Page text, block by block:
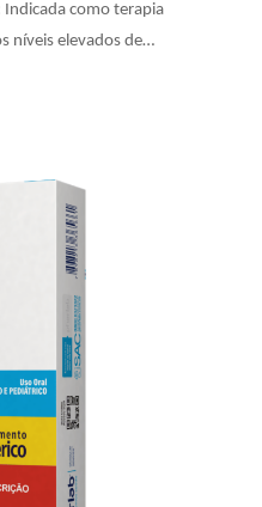
como terapia
níveis elevados de…